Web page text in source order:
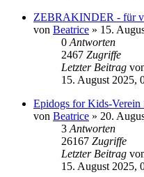
ZEBRAKINDER - für
von Beatrice » 15.
0 Antworten
2467 Zugriffe
Letzter Beitrag
15. August 2025,
Epidogs for Kids-Verein
von Beatrice » 20.
3 Antworten
26167 Zugriffe
Letzter Beitrag
15. August 2025,